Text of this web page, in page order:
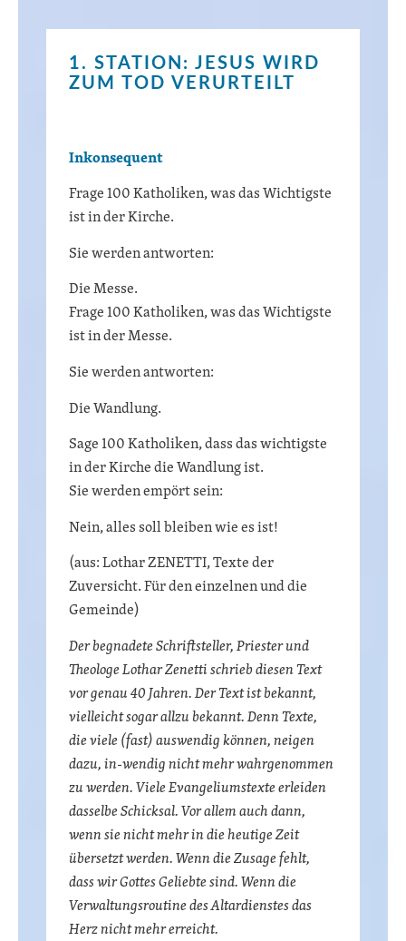
1. STATION: JESUS WIRD
ZUM TOD VERURTEILT
Inkonsequent
Frage 100 Katholiken, was das Wichtigste
ist in der Kirche.
Sie werden antworten:
Die Messe.
Frage 100 Katholiken, was das Wichtigste
ist in der Messe.
Sie werden antworten:
Die Wandlung.
Sage 100 Katholiken, dass das wichtigste
in der Kirche die Wandlung ist.
Sie werden empört sein:
Nein, alles soll bleiben wie es ist!
(aus: Lothar ZENETTI, Texte der
Zuversicht. Für den einzelnen und die
Gemeinde)
Der begnadete Schriftsteller, Priester und
Theologe Lothar Zenetti schrieb diesen Text
vor genau 40 Jahren. Der Text ist bekannt,
vielleicht sogar allzu bekannt. Denn Texte,
die viele (fast) auswendig können, neigen
dazu, in-wendig nicht mehr wahrgenommen
zu werden. Viele Evangeliumstexte erleiden
dasselbe Schicksal. Vor allem auch dann,
wenn sie nicht mehr in die heutige Zeit
übersetzt werden. Wenn die Zusage fehlt,
dass wir Gottes Geliebte sind. Wenn die
Verwaltungsroutine des Altardienstes das
Herz nicht mehr erreicht.